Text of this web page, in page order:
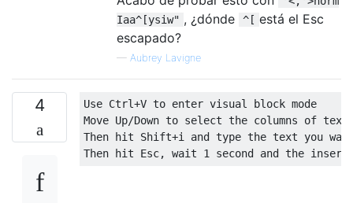
Iaa^[ysiw" , ¿dónde ^[ está el Esc
escapado?
— Aubrey Lavigne
4
Use Ctrl+V to enter visual block mode
Move Up/Down to select the columns of
Then hit Shift+i and type the text you